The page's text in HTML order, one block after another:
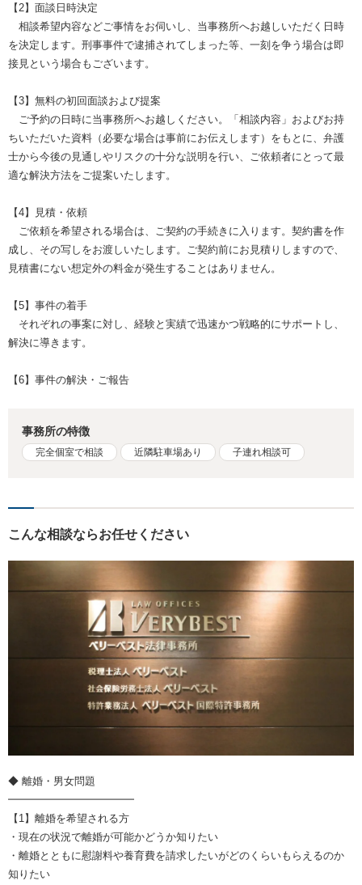
【2】面談日時決定
相談希望内容などご事情をお伺いし、当事務所へお越しいただく日時
を決定します。刑事事件で逮捕されてしまった等、一刻を争う場合は即
接見という場合もございます。
【3】無料の初回面談および提案
ご予約の日時に当事務所へお越しください。「相談内容」およびお持
ちいただいた資料（必要な場合は事前にお伝えします）をもとに、弁護
士から今後の見通しやリスクの十分な説明を行い、ご依頼者にとって最
適な解決方法をご提案いたします。
【4】見積・依頼
ご依頼を希望される場合は、ご契約の手続きに入ります。契約書を作
成し、その写しをお渡しいたします。ご契約前にお見積りしますので、
見積書にない想定外の料金が発生することはありません。
【5】事件の着手
それぞれの事案に対し、経験と実績で迅速かつ戦略的にサポートし、
解決に導きます。
【6】事件の解決・ご報告
事務所の特徴
完全個室で相談 近隣駐車場あり 子連れ相談可
こんな相談ならお任せください
◆ 離婚・男女問題
━━━━━━━━━━━━
【1】離婚を希望される方
・現在の状況で離婚が可能かどうか知りたい
・離婚とともに慰謝料や養育費を請求したいがどのくらいもらえるのか
知りたい